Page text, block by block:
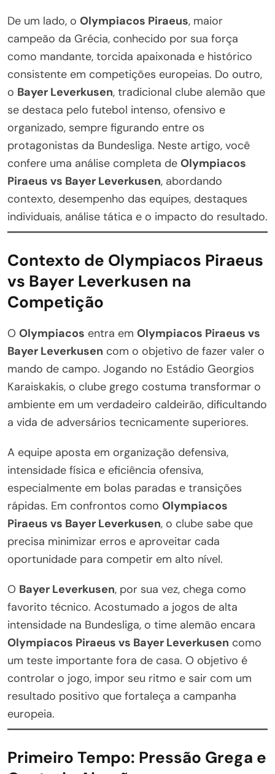
De um lado, o Olympiacos Piraeus, maior
campeão da Grécia, conhecido por sua força
como mandante, torcida apaixonada e histórico
consistente em competições europeias. Do outro,
o Bayer Leverkusen, tradicional clube alemão que
se destaca pelo futebol intenso, ofensivo e
organizado, sempre figurando entre os
protagonistas da Bundesliga. Neste artigo, você
confere uma análise completa de Olympiacos
Piraeus vs Bayer Leverkusen, abordando
contexto, desempenho das equipes, destaques
individuais, análise tática e o impacto do resultado.
Contexto de Olympiacos Piraeus
vs Bayer Leverkusen na
Competição
O Olympiacos entra em Olympiacos Piraeus vs
Bayer Leverkusen com o objetivo de fazer valer o
mando de campo. Jogando no Estádio Georgios
Karaiskakis, o clube grego costuma transformar o
ambiente em um verdadeiro caldeirão, dificultando
a vida de adversários tecnicamente superiores.
A equipe aposta em organização defensiva,
intensidade física e eficiência ofensiva,
especialmente em bolas paradas e transições
rápidas. Em confrontos como Olympiacos
Piraeus vs Bayer Leverkusen, o clube sabe que
precisa minimizar erros e aproveitar cada
oportunidade para competir em alto nível.
O Bayer Leverkusen, por sua vez, chega como
favorito técnico. Acostumado a jogos de alta
intensidade na Bundesliga, o time alemão encara
Olympiacos Piraeus vs Bayer Leverkusen como
um teste importante fora de casa. O objetivo é
controlar o jogo, impor seu ritmo e sair com um
resultado positivo que fortaleça a campanha
europeia.
Primeiro Tempo: Pressão Grega e